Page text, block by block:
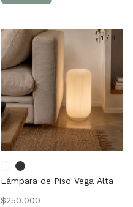
1/ 4
Lámpara de Piso Vega Alta
$250.000